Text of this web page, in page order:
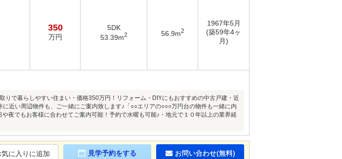
350
万円
5DK
53.39m2 56.9m2
1967年5月
(築59年4ヶ
月)
りで暮らしやすい住まい・価格350万円！リフォーム・DIYにもおすすめの中古戸建・近
近い周辺物件も、ご一緒にご案内致します♪「○○エリアの○○○万円台の物件も一緒に内
夜でもお客様に合わせてご案内可能！予約で水曜も可能♪・地元で１０年以上の業界経
気に入りに追加 見学予約をする お問い合わせ(無料)